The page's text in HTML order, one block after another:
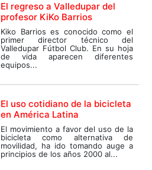
El regreso a Valledupar del
profesor KiKo Barrios
Kiko Barrios es conocido como el
primer director técnico del
Valledupar Fútbol Club. En su hoja
de vida aparecen diferentes
equipos...
El uso cotidiano de la bicicleta
en América Latina
El movimiento a favor del uso de la
bicicleta como alternativa de
movilidad, ha ido tomando auge a
principios de los años 2000 al...